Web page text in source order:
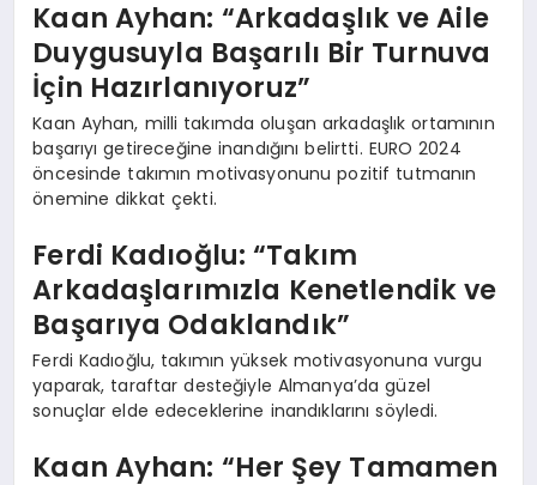
Kaan Ayhan: “Arkadaşlık ve Aile
Duygusuyla Başarılı Bir Turnuva
İçin Hazırlanıyoruz”
Kaan Ayhan, milli takımda oluşan arkadaşlık ortamının
başarıyı getireceğine inandığını belirtti. EURO 2024
öncesinde takımın motivasyonunu pozitif tutmanın
önemine dikkat çekti.
Ferdi Kadıoğlu: “Takım
Arkadaşlarımızla Kenetlendik ve
Başarıya Odaklandık”
Ferdi Kadıoğlu, takımın yüksek motivasyonuna vurgu
yaparak, taraftar desteğiyle Almanya’da güzel
sonuçlar elde edeceklerine inandıklarını söyledi.
Kaan Ayhan: “Her Şey Tamamen